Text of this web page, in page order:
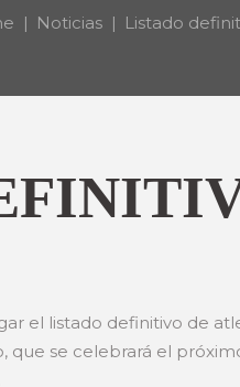
Noticias Listado
el listado definitivo de
que se celebrará el